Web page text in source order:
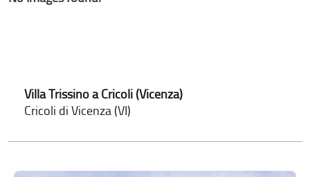
Villa Trissino a Cricoli (Vicenza)
Cricoli di Vicenza (VI)